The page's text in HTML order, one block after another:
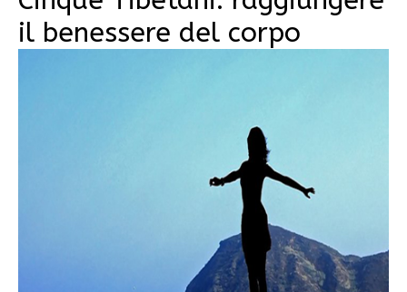
il benessere del corpo